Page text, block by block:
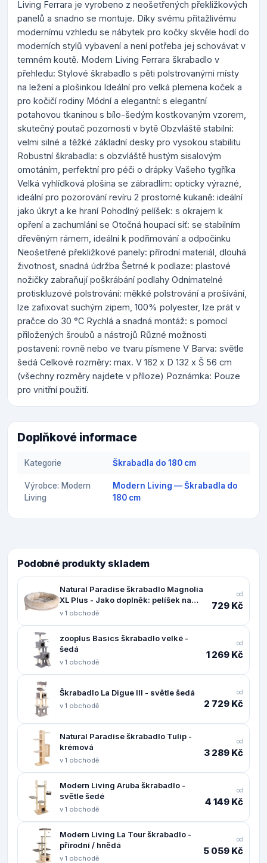
Living Ferrara je vyrobeno z neošetřených překližkových
panelů a snadno se montuje. Díky svému přitažlivému
modernímu vzhledu se nábytek pro kočky skvěle hodí do
moderních stylů vybavení a není potřeba jej schovávat v
temném koutě. Modern Living Ferrara škrabadlo v
přehledu: Stylové škrabadlo s pěti polstrovanými místy
na ležení a plošinkou Ideální pro velká plemena koček a
pro kočičí rodiny Módní a elegantní: s elegantní
potahovou tkaninou s bílo-šedým kostkovaným vzorem,
skutečný poutač pozornosti v bytě Obzvláště stabilní:
velmi silné a těžké základní desky pro vysokou stabilitu
Robustní škrabadla: s obzvláště hustým sisalovým
omotáním, perfektní pro péči o drápky Vašeho tygříka
Velká vyhlídková plošina se zábradlím: opticky výrazné,
ideální pro pozorování revíru 2 prostorné kukaně: ideální
jako úkryt a ke hraní Pohodlný pelíšek: s okrajem k
opření a zachumlání se Otočná houpací síť: se stabilním
dřevěným rámem, ideální k podřimování a odpočinku
Neošetřené překližkové panely: přírodní materiál, dlouhá
životnost, snadná údržba Šetrné k podlaze: plastové
nožičky zabraňují poškrábání podlahy Odnímatelné
protiskluzové polstrování: měkké polstrování a prošívání,
lze zafixovat suchým zipem, 100% polyester, lze prát v
pračce do 30 °C Rychlá a snadná montáž: s pomocí
přiložených šroubů a nástrojů Různé možnosti
postavení: rovně nebo ve tvaru písmene V Barva: světle
šedá Celkové rozměry: max. V 162 x D 132 x Š 56 cm
(všechny rozměry najdete v příloze) Poznámka: Pouze
pro vnitřní použití.
Doplňkové informace
Kategorie Škrabadla do 180 cm
Výrobce: Modern
Living
Modern Living — Škrabadla do
180 cm
Podobné produkty skladem
Natural Paradise škrabadlo Magnolia
XL Plus - Jako doplněk: pelíšek na
stěnu Dahlia, krémový
v 1 obchodě
od
729 Kč
zooplus Basics škrabadlo velké -
šedá
v 1 obchodě
od
1 269 Kč
Škrabadlo La Digue III - světle šedá
v 1 obchodě
od
2 729 Kč
Natural Paradise škrabadlo Tulip -
krémová
v 1 obchodě
od
3 289 Kč
Modern Living Aruba škrabadlo -
světle šedé
v 1 obchodě
od
4 149 Kč
Modern Living La Tour škrabadlo -
přírodní / hnědá
v 1 obchodě
od
5 059 Kč